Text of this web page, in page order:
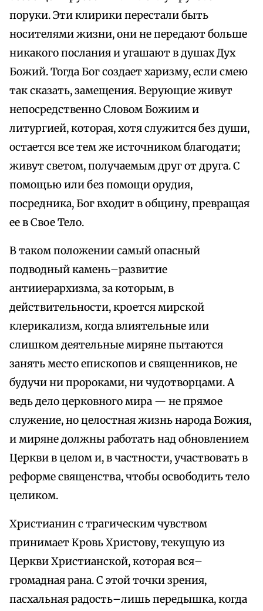
поруки. Эти клирики перестали быть
носителями жизни, они не передают больше
никакого послания и угашают в душах Дух
Божий. Тогда Бог создает харизму, если смею
так сказать, замещения. Верующие живут
непосредственно Словом Божиим и
литургией, которая, хотя служится без души,
остается все тем же источником благодати;
живут светом, получаемым друг от друга. С
помощью или без помощи орудия,
посредника, Бог входит в общину, превращая
ее в Свое Тело.
В таком положении самый опасный
подводный камень–развитие
антииерархизма, за которым, в
действительности, кроется мирской
клерикализм, когда влиятельные или
слишком деятельные миряне пытаются
занять место епископов и священников, не
будучи ни пророками, ни чудотворцами. А
ведь дело церковного мира — не прямое
служение, но целостная жизнь народа Божия,
и миряне должны работать над обновлением
Церкви в целом и, в частности, участвовать в
реформе священства, чтобы освободить тело
целиком.
Христианин с трагическим чувством
принимает Кровь Христову, текущую из
Церкви Христианской, которая вся–
громадная рана. С этой точки зрения,
пасхальная радость–лишь передышка, когда